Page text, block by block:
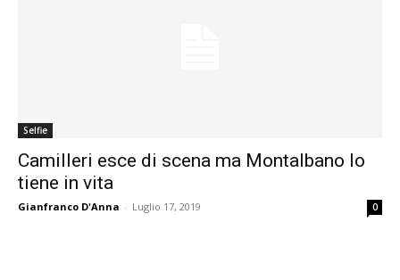
Selfie
Camilleri esce di scena ma Montalbano lo
tiene in vita
Gianfranco D'Anna - Luglio 17, 2019 0